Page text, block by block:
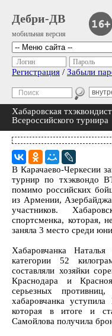
Дебри-ДВ
мобильная версия
Логин Пароль
Регистрация / Забыли
Хабаровская
Всероссийского турнира
В Карачаево-Черкесии
турнир по тхэквондо
помимо российских
из Армении,
участников.
спортсменка, которая,
заняла 3 место среди
Хабаровчанка
категории 52
составляли хозяйки
Краснодара и
серьезных
хабаровчанка
которая в итоге и
Самойлова получила